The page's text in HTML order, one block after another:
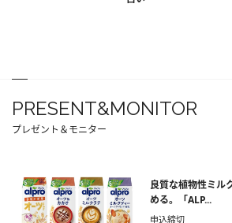
PRESENT&MONITOR
プレゼント＆モニター
良質な植物性ミル
める。「ALP...
申込締切